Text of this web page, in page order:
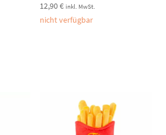
12,90€ inkl. MwSt.
nicht verfügbar